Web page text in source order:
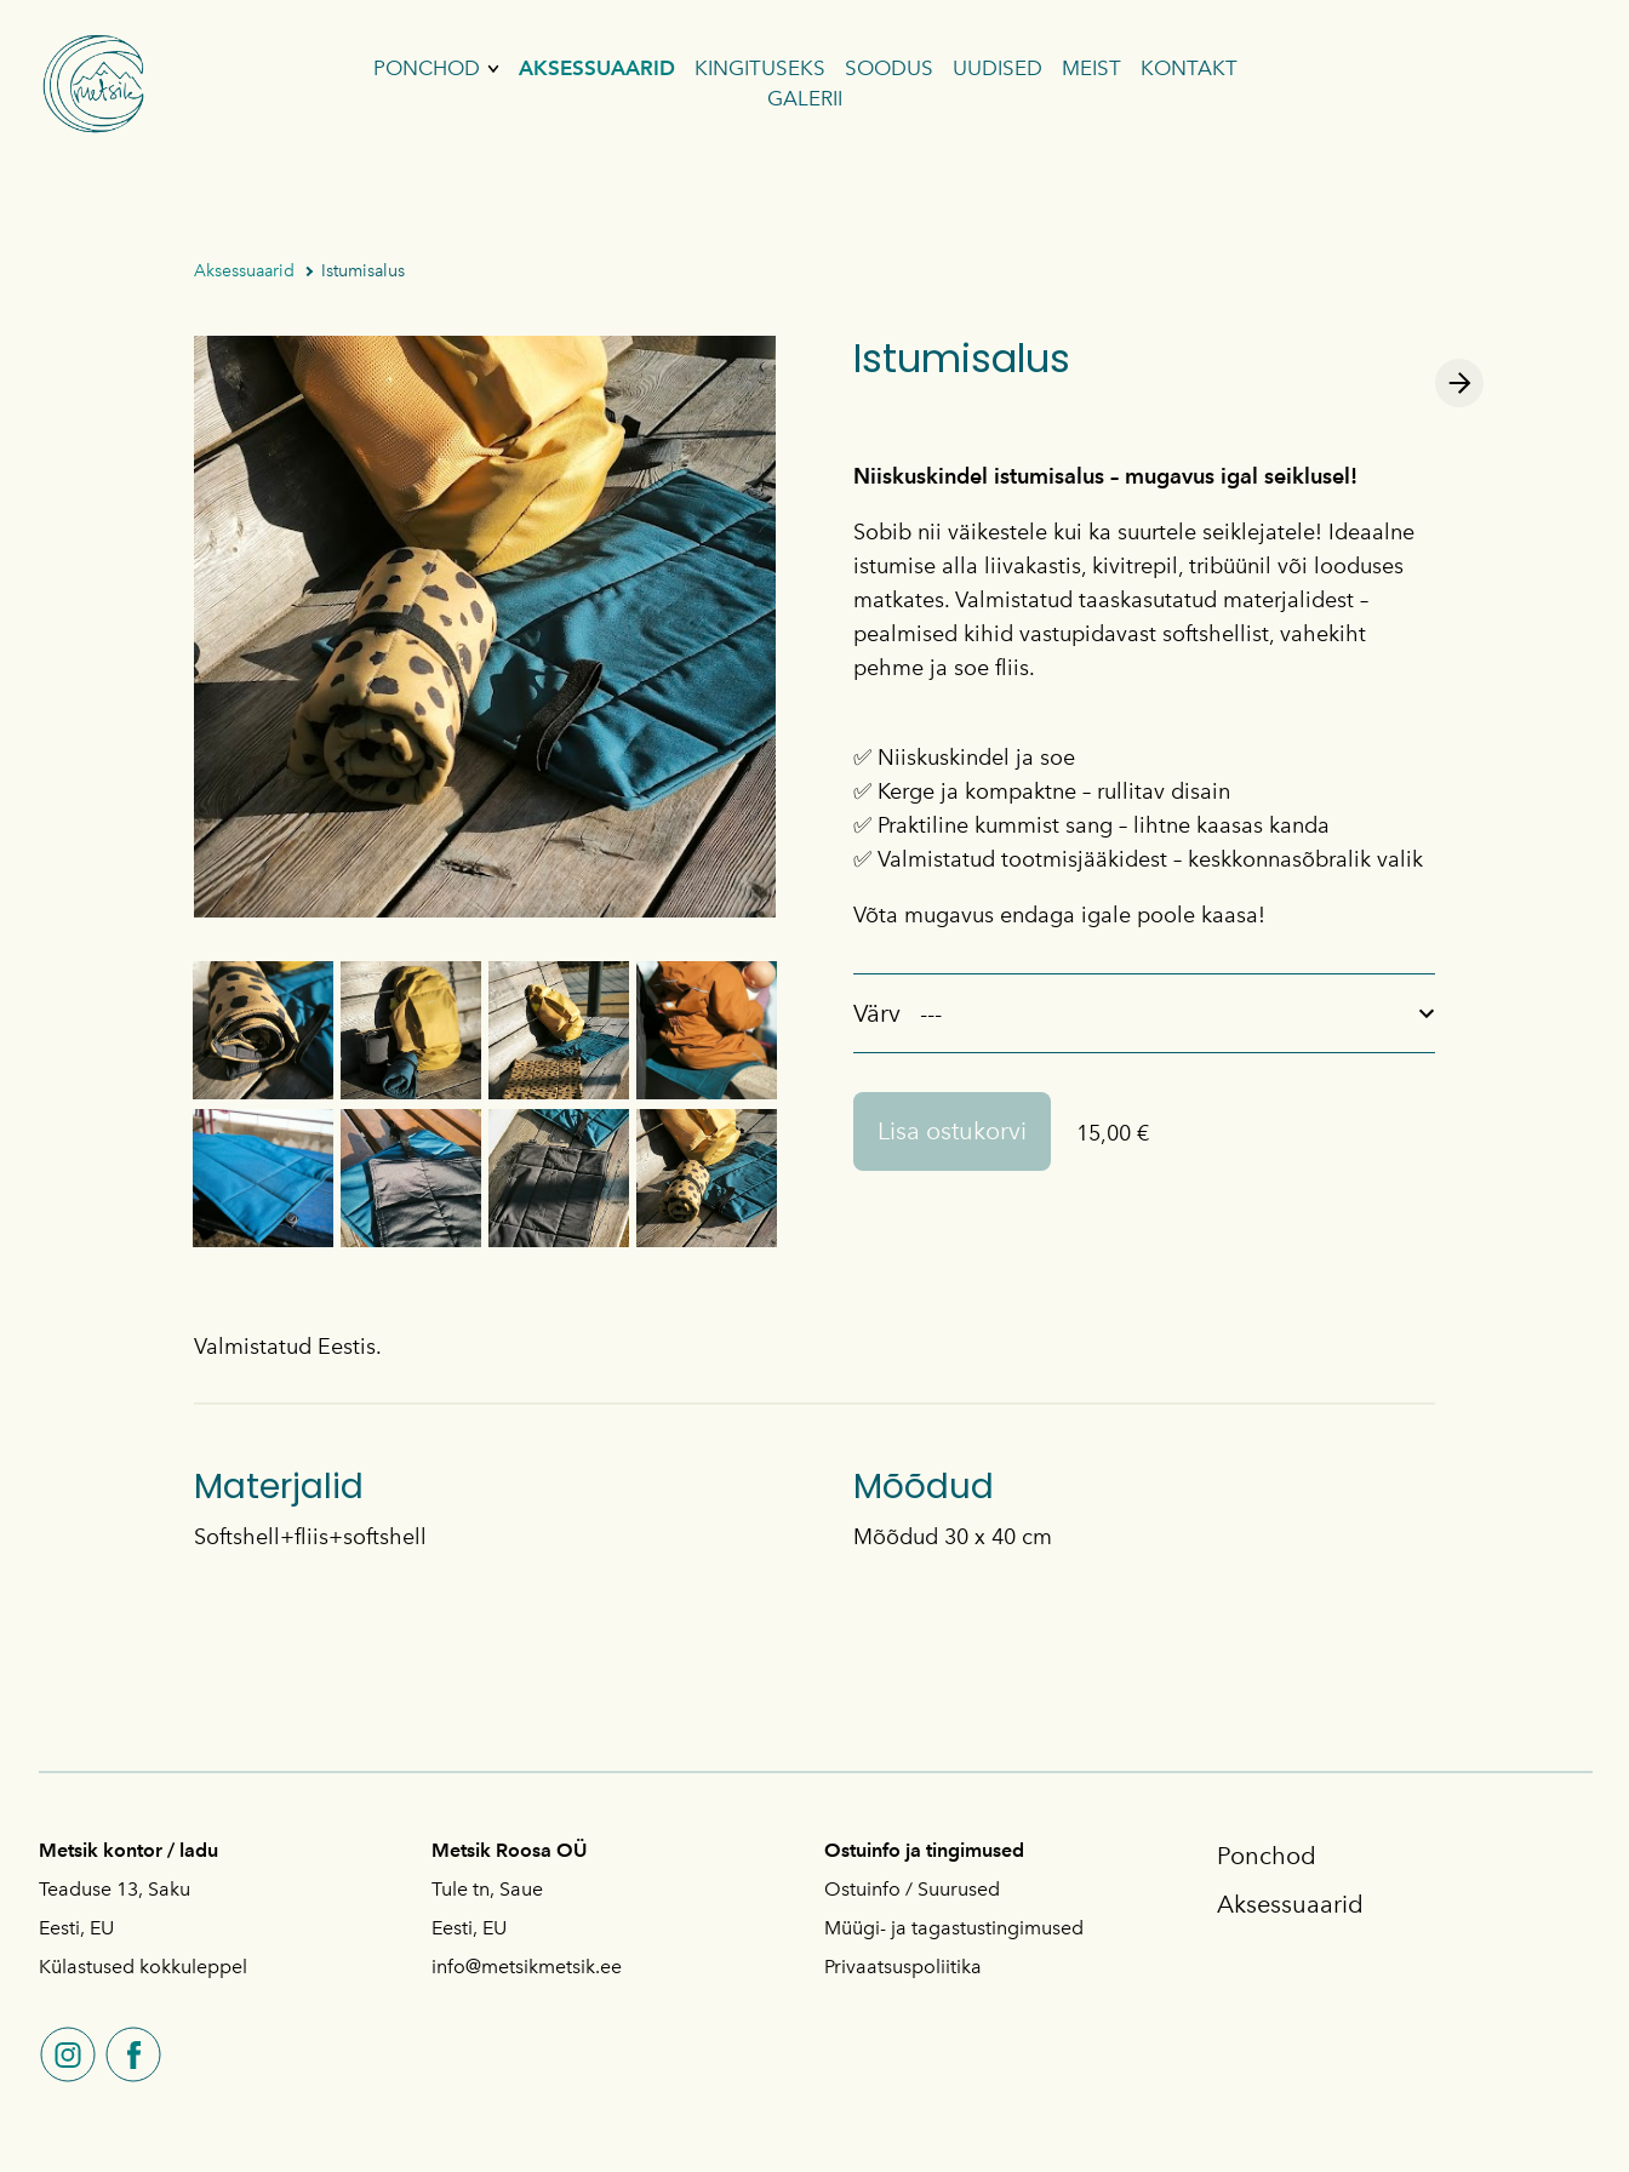
PONCHOD
VAHVELPONCHOD
AKSESSUAARID KINGITUSEKS SOODUS UUDISED MEIST
KONTAKT
GALERII
Aksessuaarid Istumisalus
Istumisalus
Niiskuskindel istumisalus – mugavus igal seiklusel!
Sobib nii väikestele kui ka suurtele seiklejatele! Ideaalne
istumise alla liivakastis, kivitrepil, tribüünil või looduses
matkates. Valmistatud taaskasutatud materjalidest –
pealmised kihid vastupidavast softshellist, vahekiht
pehme ja soe fliis.
✅ Niiskuskindel ja soe
✅ Kerge ja kompaktne – rullitav disain
✅ Praktiline kummist sang – lihtne kaasas kanda
✅ Valmistatud tootmisjääkidest – keskkonnasõbralik valik
Võta mugavus endaga igale poole kaasa!
Värv
Lisa ostukorvi 15,00 €
Valmistatud Eestis.
Materjalid
Softshell+fliis+softshell
Mõõdud
Mõõdud 30 x 40 cm
Metsik kontor / ladu
Teaduse 13, Saku
Eesti, EU
Külastused kokkuleppel
Metsik Roosa OÜ
Tule tn, Saue
Eesti, EU
info@metsikmetsik.ee
Ostuinfo ja tingimused
Ostuinfo / Suurused
Müügi- ja tagastustingimused
Privaatsuspoliitika
Ponchod
Aksessuaarid